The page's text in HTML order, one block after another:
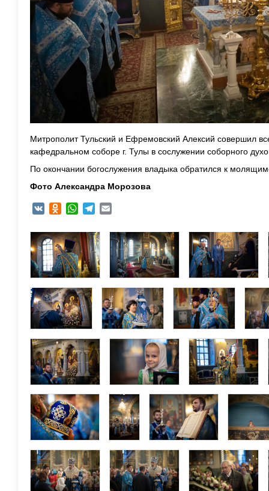
Митрополит Тульский и Ефремовский Алексий совершил
кафедральном соборе г. Тулы в сослужении соборного
По окончании богослужения владыка обратился к
Фото Александра Морозова
VK Odnoklassniki
WhatsAppTelegram